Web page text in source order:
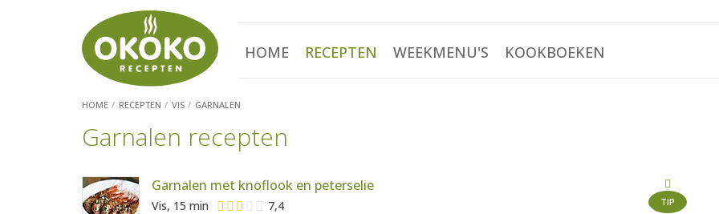
HOME RECEPTEN WEEKMENU'S KOOKBOEKEN
HOME RECEPTEN VIS GARNALEN
Garnalen recepten
TIP
Garnalen met knoflook en peterselie
Vis, 15 min 7,4